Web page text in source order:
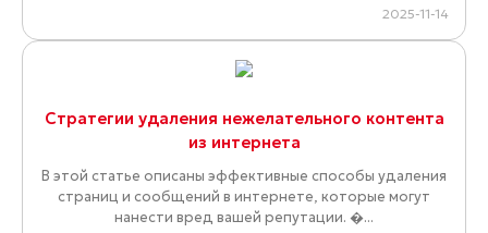
2025-11-14
Стратегии удаления нежелательного контента
из интернета
В этой статье описаны эффективные способы удаления
страниц и сообщений в интернете, которые могут
нанести вред вашей репутации. �...